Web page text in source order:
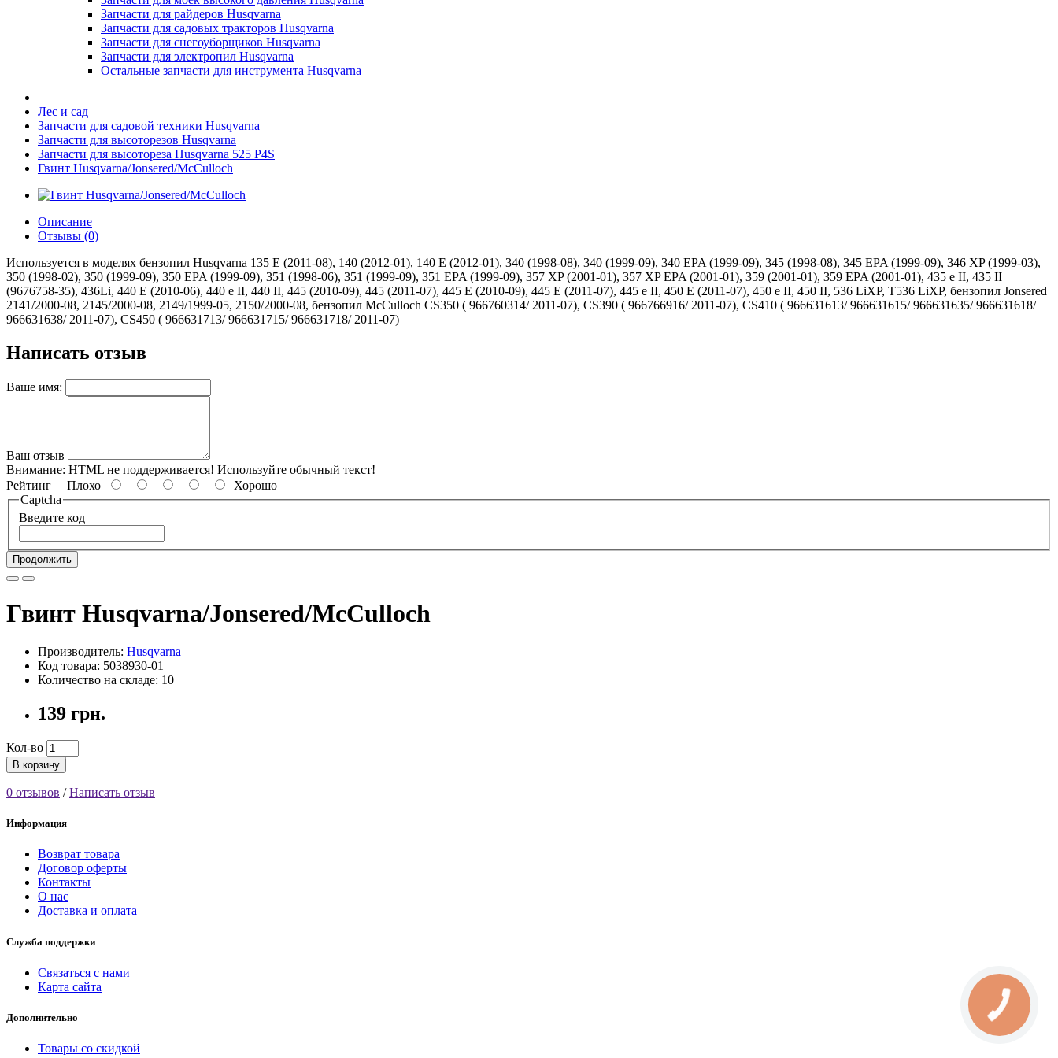
Запчасти для райдеров Husqvarna
Запчасти для садовых тракторов Husqvarna
Запчасти для снегоуборщиков Husqvarna
Запчасти для электропил Husqvarna
Остальные запчасти для инструмента Husqvarna
Лес и сад
Запчасти для садовой техники Husqvarna
Запчасти для высоторезов Husqvarna
Запчасти для высотореза Husqvarna 525 P4S
Гвинт Husqvarna/Jonsered/McCulloch
Описание
Отзывы (0)
Используется в моделях бензопил Husqvarna 135 E (2011-08), 140 (2012-01), 140 E (2012-01), 340 (1998-08), 340 (1999-09), 340 EPA (1999-09), 345 (1998-08), 345 EPA (1999-09), 346 XP (1999-03),
350 (1998-02), 350 (1999-09), 350 EPA (1999-09), 351 (1998-06), 351 (1999-09), 351 EPA (1999-09), 357 XP (2001-01), 357 XP EPA (2001-01), 359 (2001-01), 359 EPA (2001-01), 435 e II, 435 II
(9676758-35), 436Li, 440 E (2010-06), 440 e II, 440 II, 445 (2010-09), 445 (2011-07), 445 E (2010-09), 445 E (2011-07), 445 e II, 450 E (2011-07), 450 e II, 450 II, 536 LiXP, T536 LiXP, бензопил Jonsered
2141/2000-08, 2145/2000-08, 2149/1999-05, 2150/2000-08, бензопил McCulloch CS350 ( 966760314/ 2011-07), CS390 ( 966766916/ 2011-07), CS410 ( 966631613/ 966631615/ 966631635/ 966631618/
966631638/ 2011-07), CS450 ( 966631713/ 966631715/ 966631718/ 2011-07)
Написать отзыв
Ваше имя:
Ваш отзыв
Внимание: HTML не поддерживается! Используйте обычный текст!
Рейтинг Плохо
Хорошо
Captcha
Введите код
Продолжить
Гвинт Husqvarna/Jonsered/McCulloch
Производитель: Husqvarna
Код товара: 5038930-01
Количество на складе: 10
139 грн.
Кол-во
В корзину
0 отзывов /Написать отзыв
Информация
Возврат товара
Договор оферты
Контакты
О нас
Доставка и оплата
Служба поддержки
Связаться с нами
Карта сайта
Дополнительно
Товары со скидкой